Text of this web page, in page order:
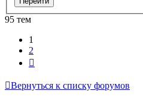
95 тем
1
2
Вернуться к списку форумов